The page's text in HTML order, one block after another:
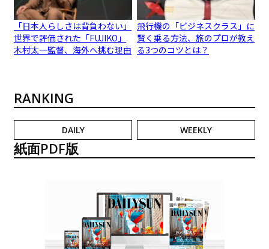
「日本人らしさは背負わない」
世界で評価された「FUJIKO」
木村太一監督、海外へ挑む理由
飛行機の「ビジネスクラス」に
賢く乗る方法、旅のプロが教え
る3つのコツとは？
RANKING
DAILY WEEKLY
紙面PDF版